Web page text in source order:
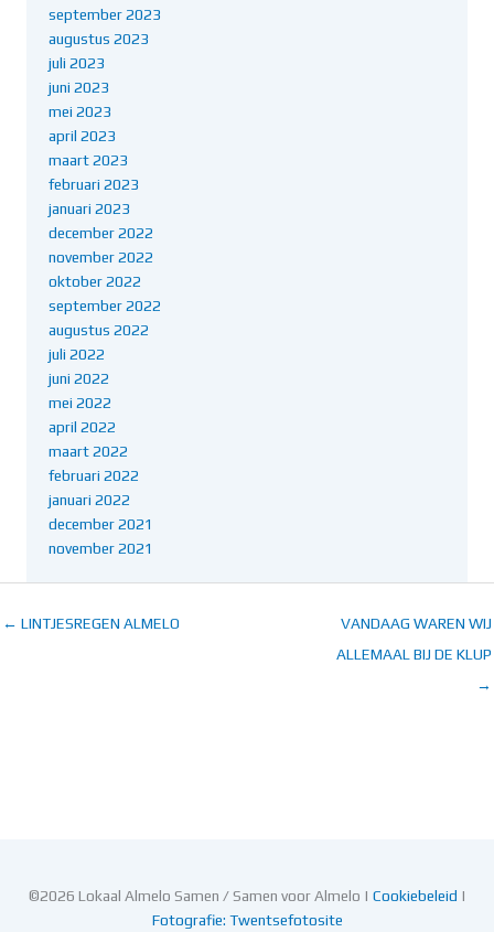
september 2023
augustus 2023
juli 2023
juni 2023
mei 2023
april 2023
maart 2023
februari 2023
januari 2023
december 2022
november 2022
oktober 2022
september 2022
augustus 2022
juli 2022
juni 2022
mei 2022
april 2022
maart 2022
februari 2022
januari 2022
december 2021
november 2021
← LINTJESREGEN ALMELO
VANDAAG WAREN WIJ
ALLEMAAL BIJ DE KLUP
→
©2026 Lokaal Almelo Samen / Samen voor Almelo | Cookiebeleid |
Fotografie: Twentsefotosite